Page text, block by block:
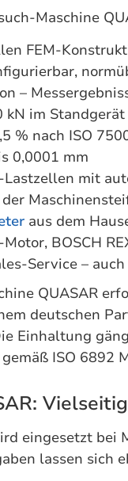
Maschine
FEM-
–
im
% nach ISO
0,0001 mm
mit
aus dem
BOSCH
Service –
QUASAR
deutschen
Einhaltung
ISO 6892
eingesetzt bei
lassen sich